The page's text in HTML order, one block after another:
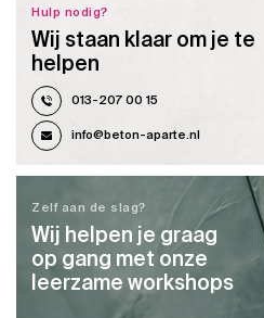
Hulp nodig?
Wij staan klaar om je te
helpen
013-207 00 15
info@beton-aparte.nl
Zelf aan de slag?
Wij helpen je graag
op gang met onze
leerzame workshops